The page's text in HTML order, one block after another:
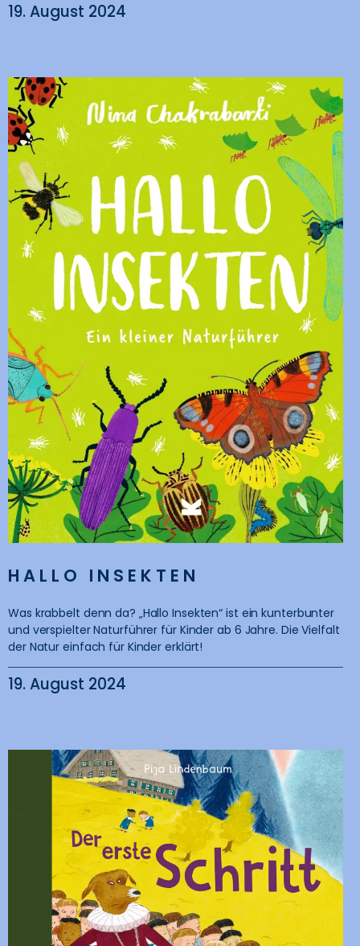
19. August 2024
HALLO INSEKTEN
Was krabbelt denn da? „Hallo Insekten“ ist ein kunterbunter
und verspielter Naturführer für Kinder ab 6 Jahre. Die Vielfalt
der Natur einfach für Kinder erklärt!
19. August 2024